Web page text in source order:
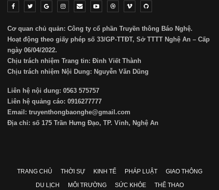
Cơ quan chủ quản: Công ty cổ phần Truyền thông Báo Nghệ.
Hoạt động theo giấy phép số 33/GP-TTĐT, Sở TTTT Nghệ An – Cấp
ngày 06/04/2022.
Chịu trách nhiệm Trang tin: Đinh Viết Thành
Chịu trách nhiệm Nội Dung: Nguyễn Văn Dũng
Liên hệ nội dung: 0563 575757
Liên hệ quảng cáo: 0916277777
Email: truyenthongbaonghe@gmail.com
Địa chỉ: số 175 Trần Hưng Đạo, TP. Vinh, Nghệ An
TRANG CHỦ THỜI SỰ KINH TẾ PHÁP LUẬT
GIAO THÔNG
DU LỊCH
MÔI TRƯỜNG SỨC KHỎE THỂ THAO